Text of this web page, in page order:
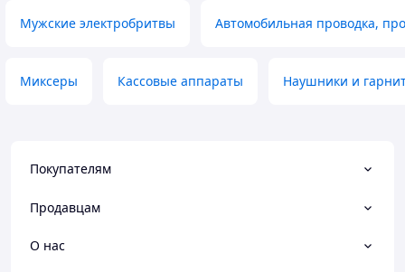
Мужские электробритвы Автомобильная проводка,
Миксеры Кассовые аппараты Наушники и
Покупателям
Продавцам
О нас